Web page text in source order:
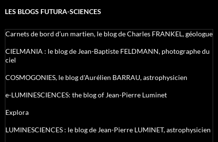
LES BLOGS FUTURA-SCIENCES
Carnets de bord d’un martien, le blog de Charles FRANKEL, géologue
CIELMANIA : le blog de Jean-Baptiste FELDMANN, photographe du
ciel
COSMOGONIES, le blog d'Aurélien BARRAU, astrophysicien
e-LUMINESCIENCES: the blog of Jean-Pierre Luminet
Explora
LUMINESCIENCES : le blog de Jean-Pierre LUMINET, astrophysicien